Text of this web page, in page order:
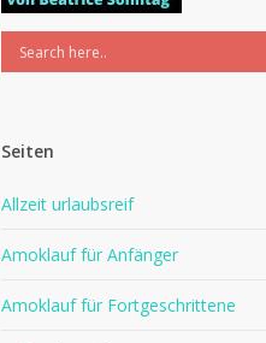
Seiten
Allzeit urlaubsreif
Amoklauf für Anfänger
Amoklauf für Fortgeschrittene